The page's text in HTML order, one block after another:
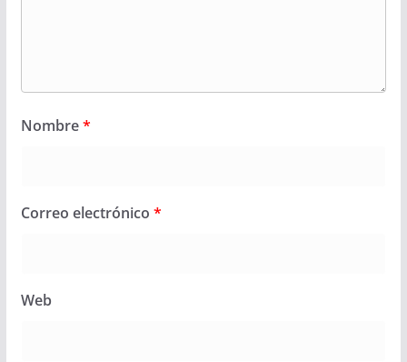
Nombre*
Correo electrónico *
Web